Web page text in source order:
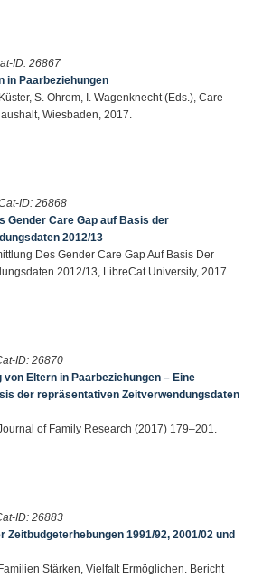
ID: 26867
in Paarbeziehungen
S. Ohrem, I. Wagenknecht (Eds.), Care
Wiesbaden, 2017.
ID: 26868
Gender Care Gap auf Basis der
2012/13
Des Gender Care Gap Auf Basis Der
2012/13, LibreCat University, 2017.
ID: 26870
Eltern in Paarbeziehungen – Eine
der repräsentativen Zeitverwendungsdaten
of Family Research (2017) 179–201.
ID: 26883
Zeitbudgeterhebungen 1991/92, 2001/02 und
Stärken, Vielfalt Ermöglichen. Bericht